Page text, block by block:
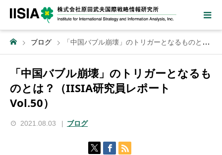
ブログ 「中国バブル崩壊」のトリガーとなるものとは？（IISIA研究員レポート Vol.50）
「中国バブル崩壊」のトリガーとなるも
のとは？（IISIA研究員レポート
Vol.50）
2021.08.03 ブログ